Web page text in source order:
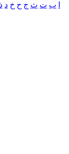
ب ت ث ج ح خ د ذ